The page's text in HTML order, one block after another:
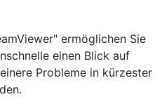
ermöglichen Sie
einen Blick auf
Probleme in kürzester